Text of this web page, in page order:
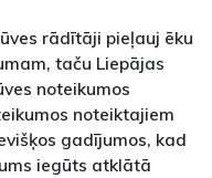
rādītāji pieļauj ēku
taču Liepājas
noteikumos
noteiktajiem
gadījumos, kad
iegūts atklātā